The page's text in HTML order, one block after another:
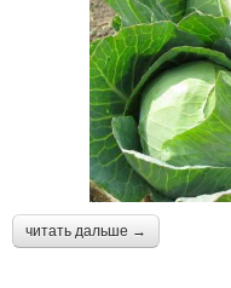
читать дальше →